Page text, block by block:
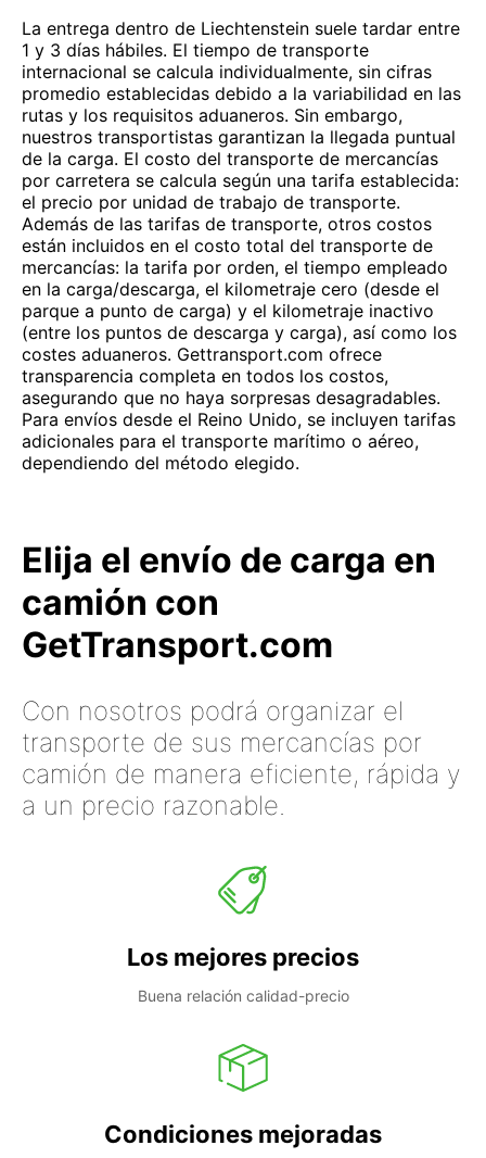
La entrega dentro de Liechtenstein suele tardar entre
1 y 3 días hábiles. El tiempo de transporte
internacional se calcula individualmente, sin cifras
promedio establecidas debido a la variabilidad en las
rutas y los requisitos aduaneros. Sin embargo,
nuestros transportistas garantizan la llegada puntual
de la carga. El costo del transporte de mercancías
por carretera se calcula según una tarifa establecida:
el precio por unidad de trabajo de transporte.
Además de las tarifas de transporte, otros costos
están incluidos en el costo total del transporte de
mercancías: la tarifa por orden, el tiempo empleado
en la carga/descarga, el kilometraje cero (desde el
parque a punto de carga) y el kilometraje inactivo
(entre los puntos de descarga y carga), así como los
costes aduaneros. Gettransport.com ofrece
transparencia completa en todos los costos,
asegurando que no haya sorpresas desagradables.
Para envíos desde el Reino Unido, se incluyen tarifas
adicionales para el transporte marítimo o aéreo,
dependiendo del método elegido.
Elija el envío de carga en
camión con
GetTransport.com
Con nosotros podrá organizar el
transporte de sus mercancías por
camión de manera eficiente, rápida y
a un precio razonable.
Los mejores precios
Buena relación calidad-precio
Condiciones mejoradas